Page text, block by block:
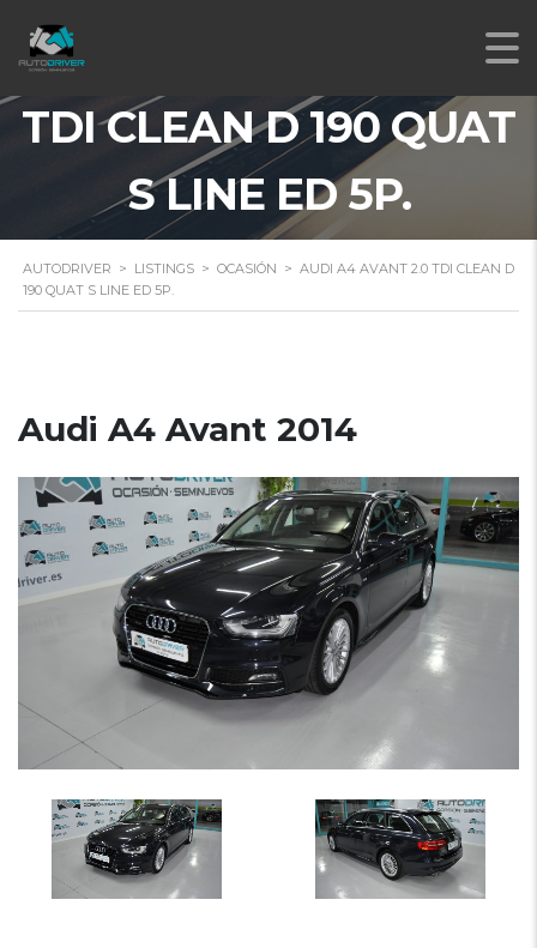
AUDI A4 AVANT 2.0
TDI CLEAN D 190 QUAT
S LINE ED 5P.
AUTODRIVER > LISTINGS > OCASIÓN > AUDI A4 AVANT 2.0 TDI CLEAN D
190 QUAT S LINE ED 5P.
Audi A4 Avant 2014